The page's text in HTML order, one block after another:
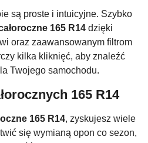
są proste i intuicyjne. Szybko
165 R14 dzięki
oraz zaawansowanym filtrom
kilka kliknięć, aby znaleźć
Twojego samochodu.
165 R14
165 R14, zyskujesz wiele
się wymianą opon co sezon,